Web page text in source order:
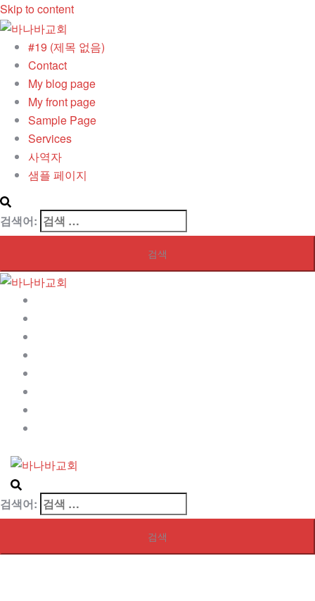
Skip to content
#19 (제목 없음)
Contact
My blog page
My front page
Sample Page
Services
사역자
샘플 페이지
검색어:
검색어: